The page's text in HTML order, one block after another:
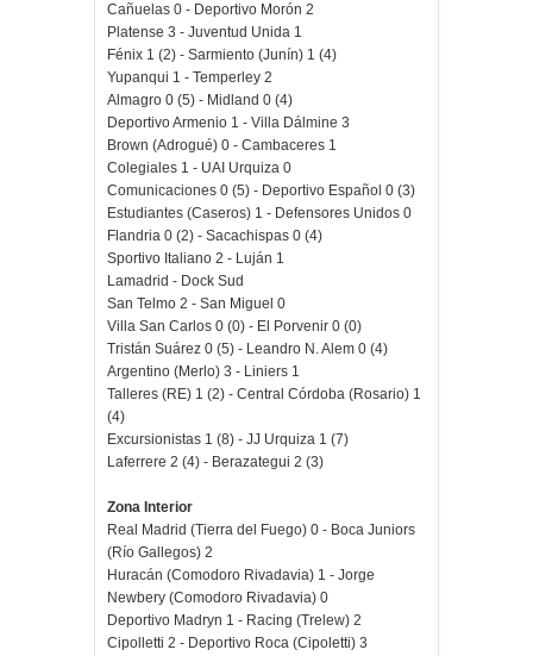
Cañuelas 0 - Deportivo Morón 2
Platense 3 - Juventud Unida 1
Fénix 1 (2) - Sarmiento (Junín) 1 (4)
Yupanqui 1 - Temperley 2
Almagro 0 (5) - Midland 0 (4)
Deportivo Armenio 1 - Villa Dálmine 3
Brown (Adrogué) 0 - Cambaceres 1
Colegiales 1 - UAI Urquiza 0
Comunicaciones 0 (5) - Deportivo Español 0 (3)
Estudiantes (Caseros) 1 - Defensores Unidos 0
Flandria 0 (2) - Sacachispas 0 (4)
Sportivo Italiano 2 - Luján 1
Lamadrid - Dock Sud
San Telmo 2 - San Miguel 0
Villa San Carlos 0 (0) - El Porvenir 0 (0)
Tristán Suárez 0 (5) - Leandro N. Alem 0 (4)
Argentino (Merlo) 3 - Liniers 1
Talleres (RE) 1 (2) - Central Córdoba (Rosario) 1
(4)
Excursionistas 1 (8) - JJ Urquiza 1 (7)
Laferrere 2 (4) - Berazategui 2 (3)
Zona Interior
Real Madrid (Tierra del Fuego) 0 - Boca Juniors
(Río Gallegos) 2
Huracán (Comodoro Rivadavia) 1 - Jorge
Newbery (Comodoro Rivadavia) 0
Deportivo Madryn 1 - Racing (Trelew) 2
Cipolletti 2 - Deportivo Roca (Cipoletti) 3